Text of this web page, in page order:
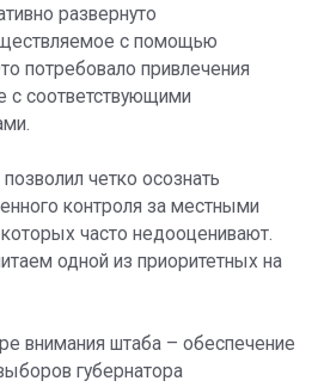
развернуто
с помощью
потребовало привлечения
с соответствующими
четко осознать
контроля за местными
часто недооценивают.
одной из приоритетных на
внимания штаба – обеспечение
губернатора